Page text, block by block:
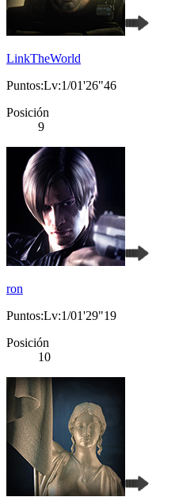
LinkTheWorld
Puntos:Lv:1/01'26"46
Posición
9
ron
Puntos:Lv:1/01'29"19
Posición
10